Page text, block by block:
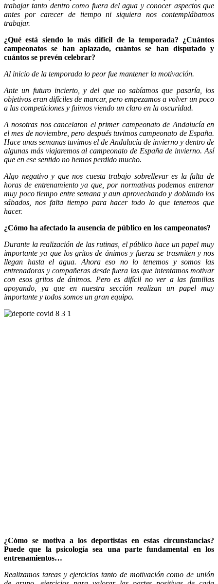
trabajar tanto dentro como fuera del agua y conocer aspectos que
antes por carecer de tiempo ni siquiera nos contemplábamos
trabajar.
¿Qué está siendo lo más difícil de la temporada? ¿Cuántos
campeonatos se han aplazado, cuántos se han disputado y
cuántos se prevén celebrar?
Al inicio de la temporada lo peor fue mantener la motivación.
Ante un futuro incierto, y del que no sabíamos que pasaría, los
objetivos eran difíciles de marcar, pero empezamos a volver un poco
a las competiciones y fuimos viendo un claro en la oscuridad.
A nosotras nos cancelaron el primer campeonato de Andalucía en
el mes de noviembre, pero después tuvimos campeonato de España.
Hace unas semanas tuvimos el de Andalucía de invierno y dentro de
algunas más viajaremos al campeonato de España de invierno. Así
que en ese sentido no hemos perdido mucho.
Algo negativo y que nos cuesta trabajo sobrellevar es la falta de
horas de entrenamiento ya que, por normativas podemos entrenar
muy poco tiempo entre semana y aun aprovechando y doblando los
sábados, nos falta tiempo para hacer todo lo que tenemos que
hacer.
¿Cómo ha afectado la ausencia de público en los campeonatos?
Durante la realización de las rutinas, el público hace un papel muy
importante ya que los gritos de ánimos y fuerza se trasmiten y nos
llegan hasta el agua. Ahora eso no lo tenemos y somos las
entrenadoras y compañeras desde fuera las que intentamos motivar
con esos gritos de ánimos. Pero es difícil no ver a las familias
apoyando, ya que en nuestra sección realizan un papel muy
importante y todos somos un gran equipo.
¿Cómo se motiva a los deportistas en estas circunstancias?
Puede que la psicología sea una parte fundamental en los
entrenamientos…
Realizamos tareas y ejercicios tanto de motivación como de unión